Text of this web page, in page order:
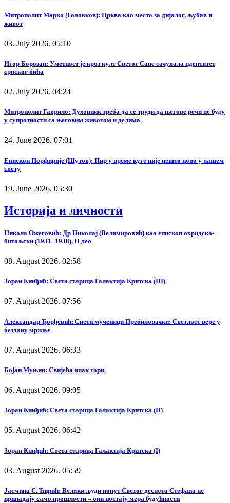
Митрополит Марко (Головков): Црква као место за дијалог, љубав и
живот
03. July 2026. 05:10
Игор Борозан: Уметност је кроз култ Светог Саве сачувала идентитет
српског бића
02. July 2026. 04:24
Митрополит Гаврило: Духовник треба да се труди да његове речи не буду
у супротности са његовим животом и делима
24. June 2026. 07:01
Епископ Порфирије (Шутов): Пир у време куге није нешто ново у нашем
свету
19. June 2026. 05:30
Историја и личности
Никола Ожеговић: Др Николај (Велимировић) као епископ охридско-
битољски (1931–1938), II део
08. August 2026. 02:58
Зоран Кинђић: Света старица Галактија Критска (III)
07. August 2026. 07:56
Александар Ђорђевић: Свети мученици Пребиловачки: Светлост вере у
бездану мржње
07. August 2026. 06:33
Бојан Муњин: Свијећа ипак гори
06. August 2026. 09:05
Зоран Кинђић: Света старица Галактија Критска (II)
05. August 2026. 06:42
Зоран Кинђић: Света старица Галактија Критска (I)
03. August 2026. 05:59
Јасмина С. Ћирић: Велики људи попут Светог деспота Стефана не
припадају само прошлости – они постају мера будућности